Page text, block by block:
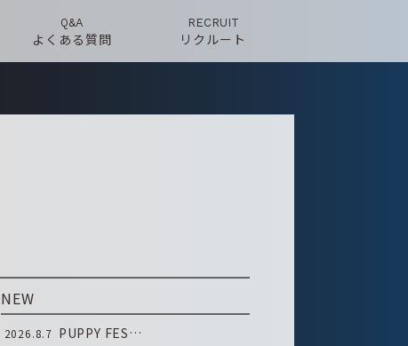
Q&A
よくある質問
RECRUIT
リクルート
NEW
2026.8.7 PUPPY FES…